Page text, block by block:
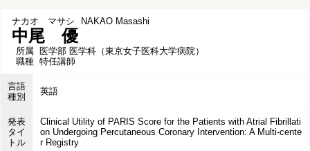
ナカオ マサシ NAKAO Masashi
中尾 優
所属 医学部 医学科（東京女子医科大学病院）
職種 特任講師
言語
種別
英語
発表
タイ
トル
Clinical Utility of PARIS Score for the Patients with Atrial Fibrillati
on Undergoing Percutaneous Coronary Intervention: A Multi-cente
r Registry